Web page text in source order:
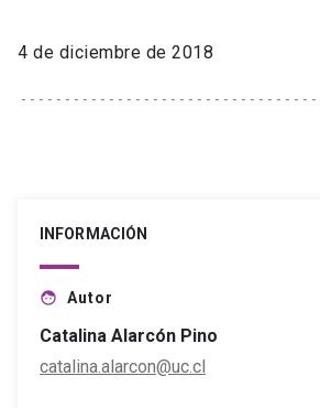
4 de diciembre de 2018
INFORMACIÓN
face Autor
Catalina Alarcón Pino
catalina.alarcon@uc.cl